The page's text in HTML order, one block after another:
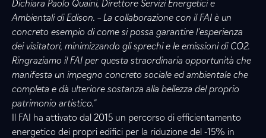
Dichiara Paolo Quaini, Direttore Servizi Energetici e
Ambientali di Edison. – La collaborazione con il FAI è un
concreto esempio di come si possa garantire l'esperienza
dei visitatori, minimizzando gli sprechi e le emissioni di CO2.
Ringraziamo il FAI per questa straordinaria opportunità che
manifesta un impegno concreto sociale ed ambientale che
completa e dà ulteriore sostanza alla bellezza del proprio
patrimonio artistico."
Il FAI ha attivato dal 2015 un percorso di efficientamento
energetico dei propri edifici per la riduzione del -15% in